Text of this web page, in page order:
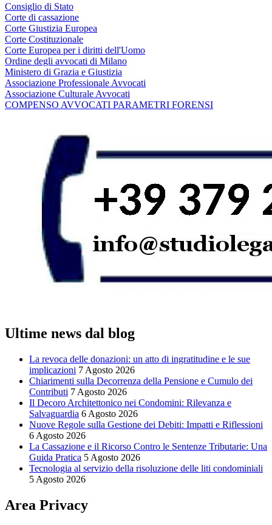
Consiglio di Stato
Corte di cassazione
Corte Giustizia Europea
Corte Costituzionale
Corte Europea per i diritti dell'Uomo
Ordine degli avvocati di Milano
Ministero di Grazia e Giustizia
Associazione Professionale Avvocati
Associazione Culturale Avvocati
COMPENSO AVVOCATI PARAMETRI FORENSI
Ultime news dal blog
La revoca delle donazioni: un atto di ingratitudine e le sue
implicazioni 7 Agosto 2026
Chiarimenti sulla Decorrenza della Pensione e Cumulo dei
Contributi 7 Agosto 2026
Il Decoro Architettonico nei Condomini: Rilevanza e
Salvaguardia 6 Agosto 2026
Nuove Regole sulla Gestione dei Debiti: Impatti e Riflessioni
6 Agosto 2026
La Cassazione e il Ricorso Contro le Sentenze Tributarie: Una
Guida Pratica 5 Agosto 2026
Tecnologia al servizio della risoluzione delle liti condominiali
5 Agosto 2026
Area Privacy